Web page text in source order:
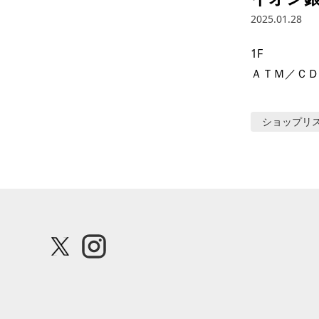
2025.01.28
1F
ＡＴＭ／ＣＤ
ショップリ